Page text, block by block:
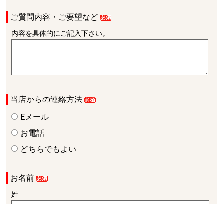
ご質問内容・ご要望など
内容を具体的にご記入下さい。
当店からの連絡方法
Eメール
お電話
どちらでもよい
お名前
姓